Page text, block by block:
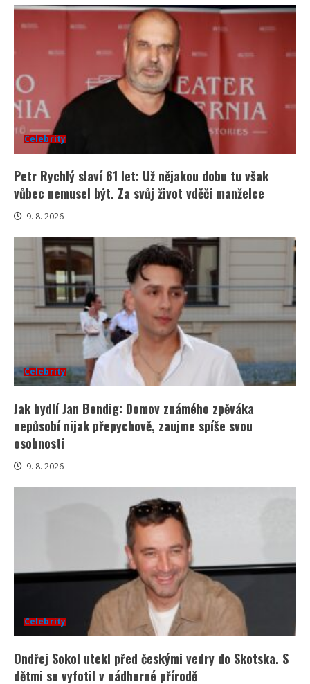
Celebrity
Petr Rychlý slaví 61 let: Už nějakou dobu tu však
vůbec nemusel být. Za svůj život vděčí manželce
9. 8. 2026
Celebrity
Jak bydlí Jan Bendig: Domov známého zpěváka
nepůsobí nijak přepychově, zaujme spíše svou
osobností
9. 8. 2026
Celebrity
Ondřej Sokol utekl před českými vedry do Skotska. S
dětmi se vyfotil v nádherné přírodě